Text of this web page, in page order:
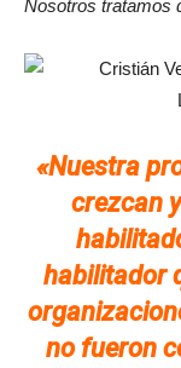
Nosotros tratamos
«Nuestra
crezcan
habilitador
no fueron